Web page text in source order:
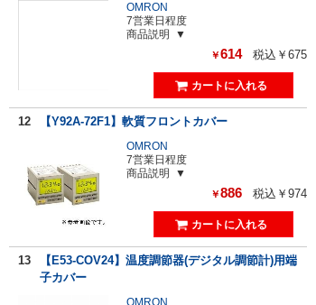
OMRON
7営業日程度
商品説明
￥614 税込￥675
12 【Y92A-72F1】軟質フロントカバー
OMRON
7営業日程度
商品説明
￥886 税込￥974
13
【E53-COV24】温度調節器(デジタル調節計)用端
子カバー
OMRON